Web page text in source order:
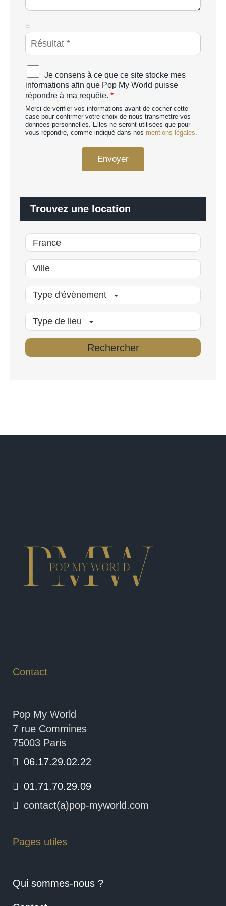
g
*
C
A
T
C
H
A
p
e
r
s
o
s
=
A
c
c
o
r
d
R
Je consens à ce que ce site stocke mes
informations afin que Pop My World puisse
répondre à ma requête. *
Merci de vérifier vos informations avant de cocher cette
case pour confirmer votre choix de nous transmettre vos
données personnelles. Elles ne seront utilisées que pour
vous répondre, comme indiqué dans nos mentions légales.
Envoyer
Trouvez une location
Type d'évènement
Type de lieu
Contact
Pop My World
7 rue Commines
75003 Paris
06.17.29.02.22
01.71.70.29.09
contact(a)pop-myworld.com
Pages utiles
Qui sommes-nous ?